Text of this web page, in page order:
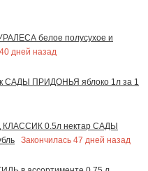
белое полусухое и
40 дней назад
САДЫ ПРИДОНЬЯ яблоко 1л за 1
0.5л нектар САДЫ
Закончилась 47 дней назад